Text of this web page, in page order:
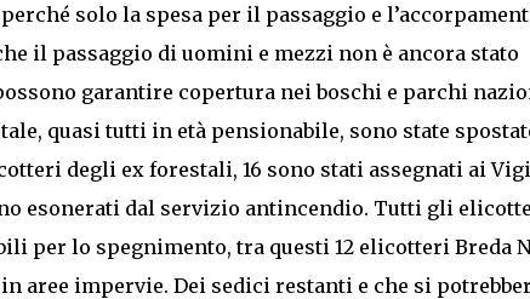
solo la spesa per il passaggio e
il passaggio di uomini e mezzi non è ancora stato
garantire copertura nei boschi e parchi
quasi tutti in età pensionabile, sono state
degli ex forestali, 16 sono stati assegnati ai
esonerati dal servizio antincendio. Tutti gli
per lo spegnimento, tra questi 12 elicotteri Breda
aree impervie. Dei sedici restanti e che si